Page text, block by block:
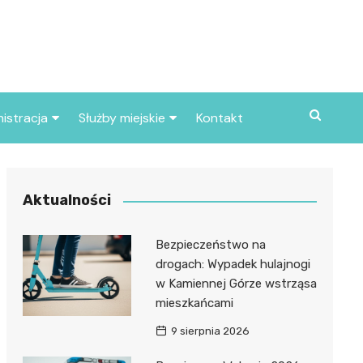
miasta
Służby miejskie
Policja
Kontakt
Aktualności
Bezpieczeństwo na
drogach: Wypadek hulajnogi
w Kamiennej Górze wstrząsa
mieszkańcami
9 sierpnia 2026